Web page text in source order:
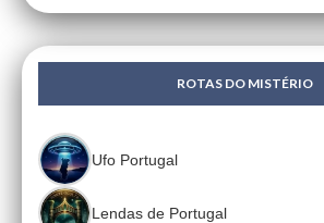
ROTAS DO MISTÉRIO
Ufo Portugal
Lendas de Portugal